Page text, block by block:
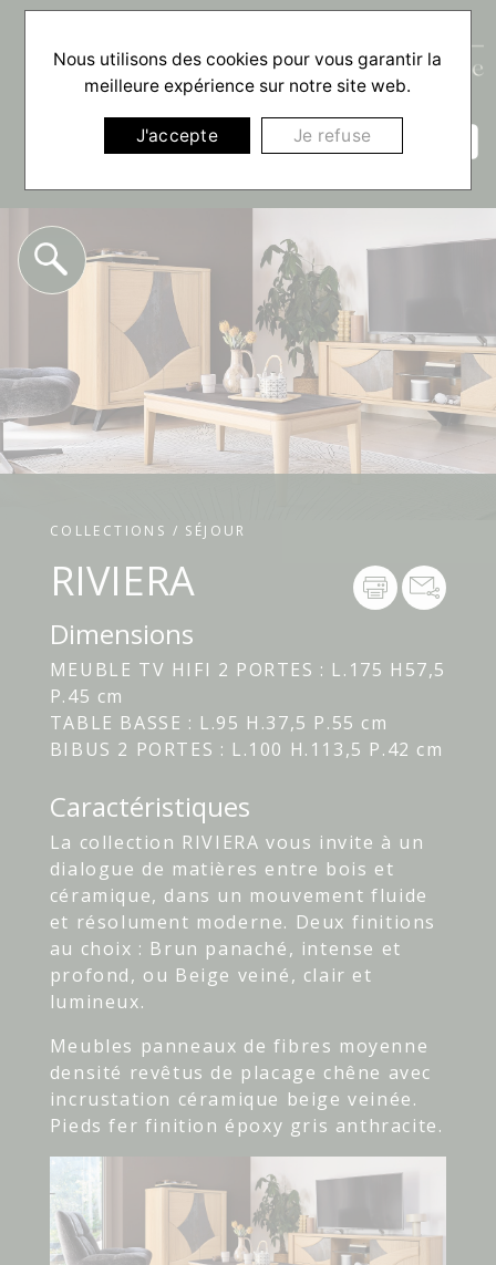
☰
COLLECTIONS / SÉJOUR
RIVIERA
Dimensions
MEUBLE TV HIFI 2 PORTES : L.175 H57,5
P.45 cm
TABLE BASSE : L.95 H.37,5 P.55 cm
BIBUS 2 PORTES : L.100 H.113,5 P.42 cm
Caractéristiques
La collection RIVIERA vous invite à un
dialogue de matières entre bois et
céramique, dans un mouvement fluide
et résolument moderne. Deux finitions
au choix : Brun panaché, intense et
profond, ou Beige veiné, clair et
lumineux.
Meubles panneaux de fibres moyenne
densité revêtus de placage chêne avec
incrustation céramique beige veinée.
Pieds fer finition époxy gris anthracite.
Nous utilisons des cookies pour vous garantir la
meilleure expérience sur notre site web.
J'accepte Je refuse